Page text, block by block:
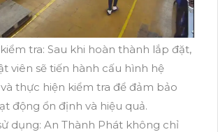
tra: Sau khi hoàn thành lắp đặt,
viên sẽ tiến hành cấu hình hệ
thực hiện kiểm tra để đảm bảo
động ổn định và hiệu quả.
dụng: An Thành Phát không chỉ